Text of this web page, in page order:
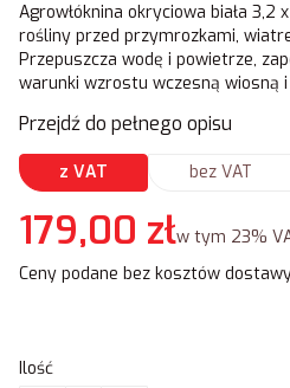
Agrowłóknina okryciowa biała 3,2
rośliny przed przymrozkami,
Przepuszcza wodę i powietrze,
warunki wzrostu wczesną wiosną i
Przejdź do pełnego opisu
z VAT bez VAT
Cena
179,00 złw tym 23%
w tym 23%
Ceny podane bez kosztów
Ilość